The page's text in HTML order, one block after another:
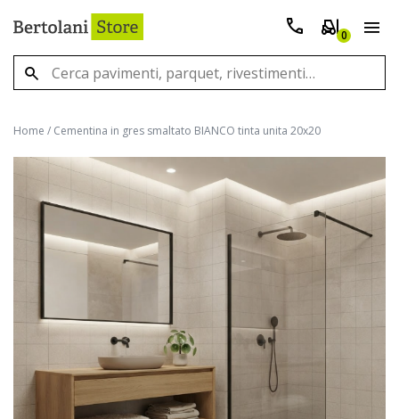
0
Home / Cementina in gres smaltato BIANCO tinta unita 20x20